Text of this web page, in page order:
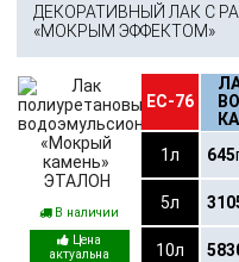
ДЕКОРАТИВНЫЙ ЛАК С
«МОКРЫМ ЭФФЕКТОМ»
В наличии
ЕС-76
1л
645
5л
10л